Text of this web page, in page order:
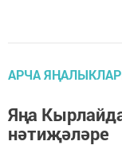
АРЧА
Яңа
нәтиҗәләре